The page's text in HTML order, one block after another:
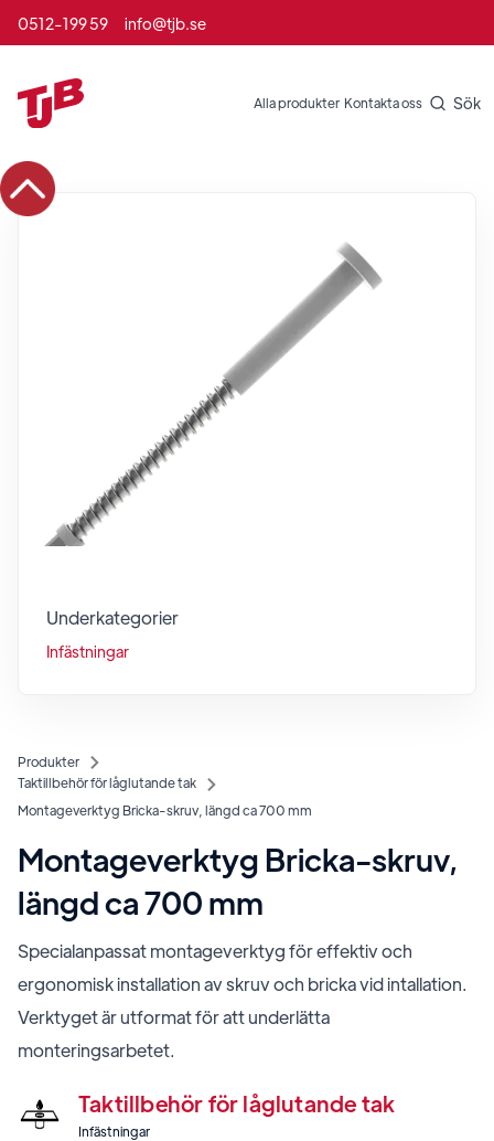
0512-199 59 info@tjb.se
Alla produkter Kontakta oss Sök
Produkter
Taktillbehör för låglutande tak
Montageverktyg Bricka-skruv, längd ca 700 mm
Montageverktyg Bricka-skruv,
längd ca 700 mm
Specialanpassat montageverktyg för effektiv och
ergonomisk installation av skruv och bricka vid intallation.
Verktyget är utformat för att underlätta
monteringsarbetet.
Taktillbehör för låglutande tak
Infästningar
Underkategorier
Infästningar